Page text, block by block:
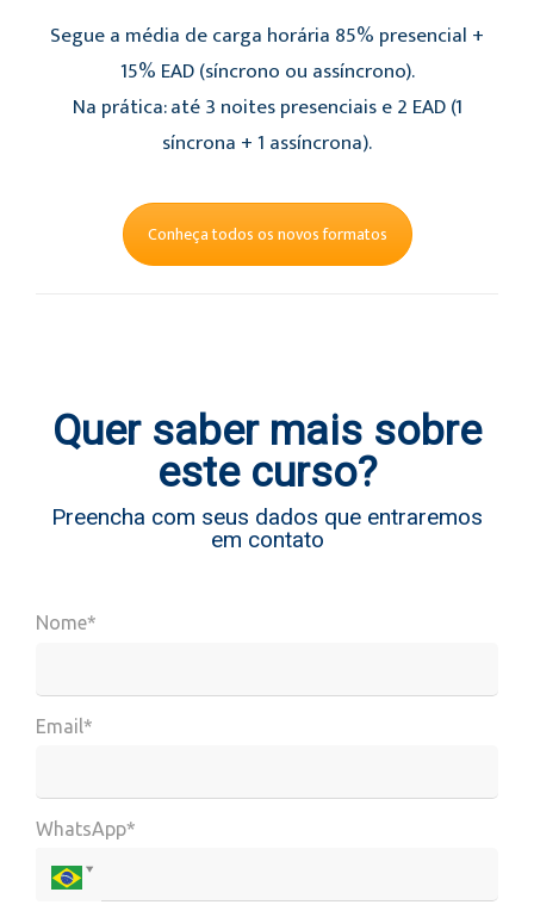
Segue a média de carga horária 85% presencial +
15% EAD (síncrono ou assíncrono).
Na prática: até 3 noites presenciais e 2 EAD (1
síncrona + 1 assíncrona).
Conheça todos os novos formatos
Quer saber mais sobre
este curso?
Preencha com seus dados que entraremos
em contato
Nome*
Email*
WhatsApp*